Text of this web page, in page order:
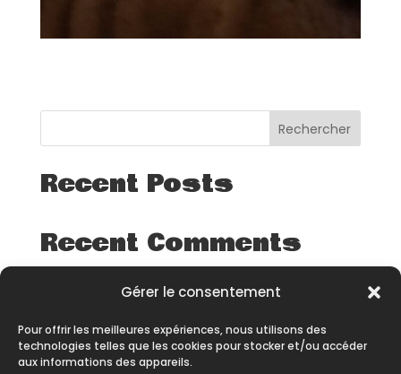
Gérer le consentement
Pour offrir les meilleures expériences, nous utilisons des
technologies telles que les cookies pour stocker et/ou accéder
aux informations des appareils.
Rechercher
Recent Posts
Recent Comments